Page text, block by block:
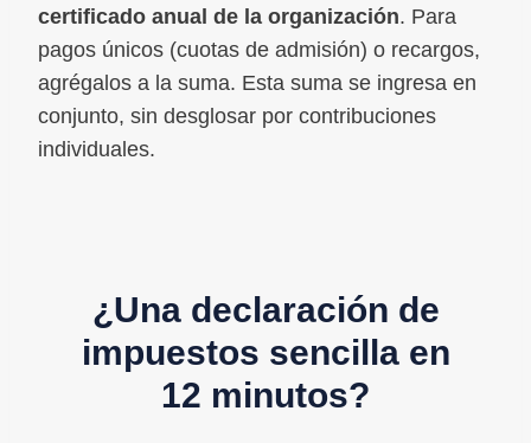
certificado anual de la organización. Para
pagos únicos (cuotas de admisión) o recargos,
agrégalos a la suma. Esta suma se ingresa en
conjunto, sin desglosar por contribuciones
individuales.
¿Una declaración de
impuestos sencilla en
12 minutos?